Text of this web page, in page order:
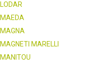
LODAR
MAEDA
MAGNA
MAGNETI MARELLI
MANITOU